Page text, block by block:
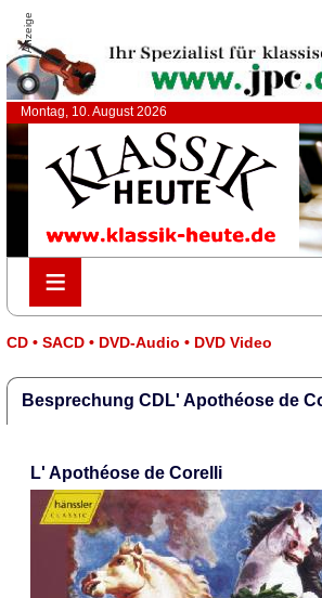
Anzeige
Montag, 10. August 2026
≡
≡
CD • SACD • DVD-Audio • DVD Video
Besprechung CDL' Apothéose de
L' Apothéose de Corelli